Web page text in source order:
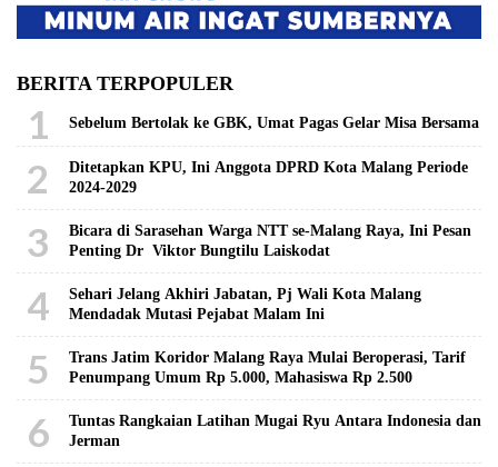
BERITA TERPOPULER
1 Sebelum Bertolak ke GBK, Umat Pagas Gelar Misa Bersama
2
Ditetapkan KPU, Ini Anggota DPRD Kota Malang Periode
2024-2029
3
Bicara di Sarasehan Warga NTT se-Malang Raya, Ini Pesan
Penting Dr Viktor Bungtilu Laiskodat
4
Sehari Jelang Akhiri Jabatan, Pj Wali Kota Malang
Mendadak Mutasi Pejabat Malam Ini
5
Trans Jatim Koridor Malang Raya Mulai Beroperasi, Tarif
Penumpang Umum Rp 5.000, Mahasiswa Rp 2.500
6
Tuntas Rangkaian Latihan Mugai Ryu Antara Indonesia dan
Jerman